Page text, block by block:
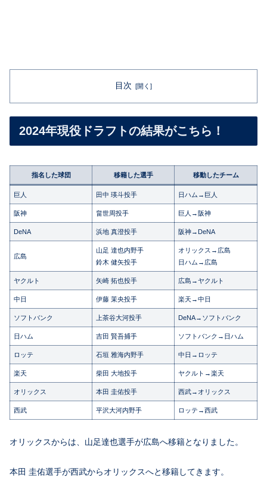
目次
2024年現役ドラフトの結果がこちら！
指名した球団 移籍した選手 移動したチーム
巨人 田中 瑛斗投手 日ハム→巨人
阪神 畠世周投手 巨人→阪神
DeNA 浜地 真澄投手 阪神→DeNA
広島
山足 達也内野手
鈴木 健矢投手
オリックス→広島
日ハム→広島
ヤクルト 矢崎 拓也投手 広島→ヤクルト
中日 伊藤 茉央投手 楽天→中日
ソフトバンク 上茶谷大河投手 DeNA→ソフトバンク
日ハム 吉田 賢吾捕手 ソフトバンク→日ハム
ロッテ 石垣 雅海内野手 中日→ロッテ
楽天 柴田 大地投手 ヤクルト→楽天
オリックス 本田 圭佑投手 西武→オリックス
西武 平沢大河内野手 ロッテ→西武
オリックスからは、山足達也選手が広島へ移籍となりました。
本田 圭佑選手が西武からオリックスへと移籍してきます。